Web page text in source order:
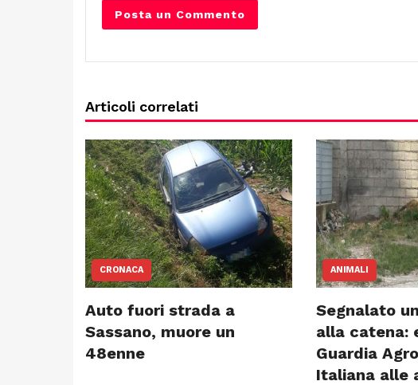
Articoli correlati
CRONACA
Auto fuori strada a
Sassano, muore un
48enne
ANIMALI
Segnalato
alla catena:
Guardia
Italiana alle